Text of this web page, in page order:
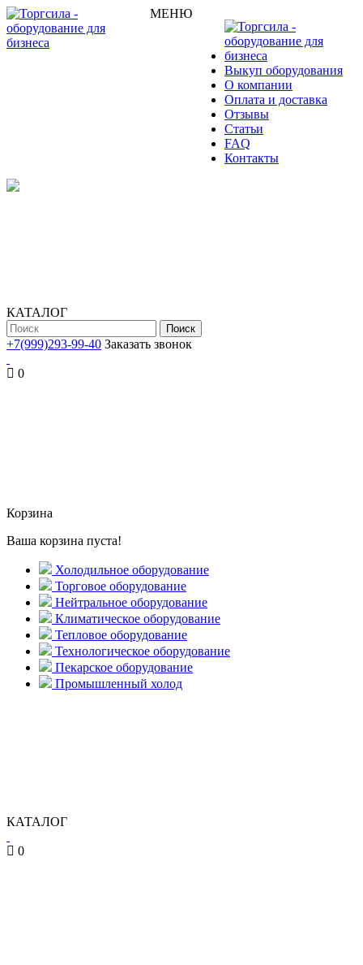
МЕНЮ
Выкуп оборудования
О компании
Оплата и доставка
Отзывы
Статьи
FAQ
Контакты
КАТАЛОГ
Поиск
+7(999)293-99-40 Заказать звонок
0
Корзина
Ваша корзина пуста!
Холодильное оборудование
Торговое оборудование
Нейтральное оборудование
Климатическое оборудование
Тепловое оборудование
Технологическое оборудование
Пекарское оборудование
Промышленный холод
КАТАЛОГ
0